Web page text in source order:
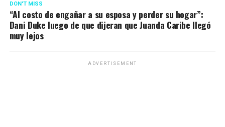
DON'T MISS
“Al costo de engañar a su esposa y perder su hogar”:
Dani Duke luego de que dijeran que Juanda Caribe llegó
muy lejos
ADVERTISEMENT